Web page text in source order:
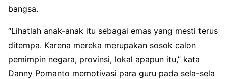
bangsa.
“Lihatlah anak-anak itu sebagai emas yang mesti terus
ditempa. Karena mereka merupakan sosok calon
pemimpin negara, provinsi, lokal apapun itu,” kata
Danny Pomanto memotivasi para guru pada sela-sela